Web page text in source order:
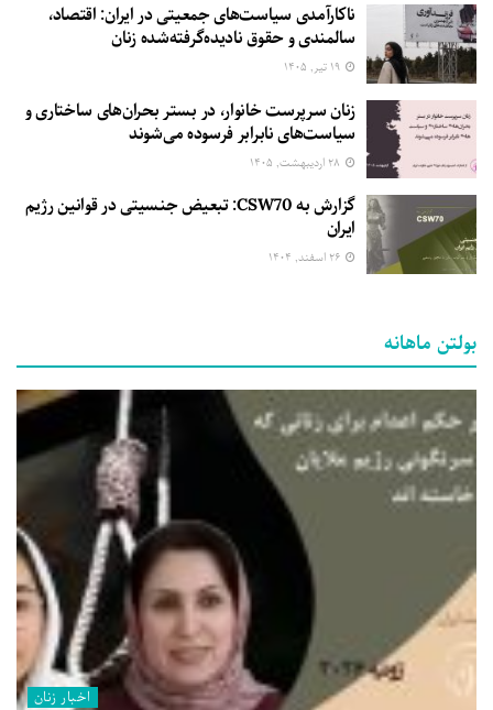
ناکارآمدی سیاست‌های جمعیتی در ایران: اقتصاد،
سالمندی و حقوق نادیده‌گرفته‌شده زنان
زنان سرپرست خانوار، در بستر بحران‌های ساختاری و
سیاست‌های نابرابر فرسوده می‌شوند
گزارش به CSW70: تبعیض جنسیتی در قوانین رژیم
ایران
بولتن ماهانه
اخبار زنان